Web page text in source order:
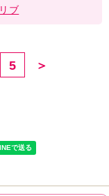
ブ
5 ＞